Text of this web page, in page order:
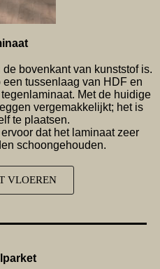
bovenkant van kunststof is.
tussenlaag van HDF en
Met de huidige
vergemakkelijkt; het is
te plaatsen.
dat het laminaat zeer
schoongehouden.
VLOEREN